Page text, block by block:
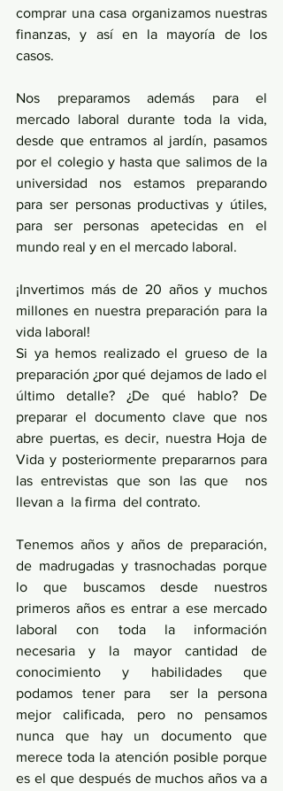
comprar una casa organizamos nuestras
finanzas, y así en la mayoría de los
casos.
Nos preparamos además para el
mercado laboral durante toda la vida,
desde que entramos al jardín, pasamos
por el colegio y hasta que salimos de la
universidad nos estamos preparando
para ser personas productivas y útiles,
para ser personas apetecidas en el
mundo real y en el mercado laboral.
¡Invertimos más de 20 años y muchos
millones en nuestra preparación para la
vida laboral!
Si ya hemos realizado el grueso de la
preparación ¿por qué dejamos de lado el
último detalle? ¿De qué hablo? De
preparar el documento clave que nos
abre puertas, es decir, nuestra Hoja de
Vida y posteriormente prepararnos para
las entrevistas que son las que  nos
llevan a  la firma  del contrato.
Tenemos años y años de preparación,
de madrugadas y trasnochadas porque
lo que buscamos desde nuestros
primeros años es entrar a ese mercado
laboral con toda la información
necesaria y la mayor cantidad de
conocimiento y habilidades que
podamos tener para  ser la persona
mejor calificada, pero no pensamos
nunca que hay un documento que
merece toda la atención posible porque
es el que después de muchos años va a